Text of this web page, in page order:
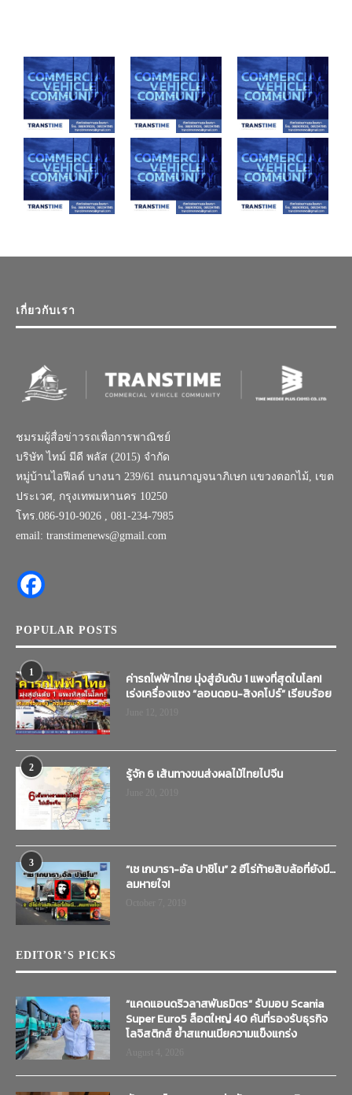
เกี่ยวกับเรา
ชมรมผู้สื่อข่าวรถเพื่อการพาณิชย์
บริษัท ไทม์ มีดี พลัส (2015) จำกัด
หมู่บ้านไอฟีลด์ บางนา 239/61 ถนนกาญจนาภิเษก แขวงดอกไม้, เขต
ประเวศ, กรุงเทพมหานคร 10250
โทร.086-910-9026 , 081-234-7985
email: transtimenews@gmail.com
POPULAR POSTS
1
ค่ารถไฟฟ้าไทย มุ่งสู่อันดับ 1 แพงที่สุดในโลก!
เร่งเครื่องแซง “ลอนดอน-สิงคโปร์” เรียบร้อย
2 รู้จัก 6 เส้นทางขนส่งผลไม้ไทยไปจีน
3
“เช เกบารา-อัล ปาชิโน” 2 ฮีโร่ท้ายสิบล้อที่ยังมี…
ลมหายใจ!
EDITOR’S PICKS
“แคดแอนดริวลาสพันธมิตร” รับมอบ Scania
Super Euro5 ล็อตใหญ่ 40 คันที่รองรับธุรกิจ
โลจิสติกส์ ย้ำสแกนเนียความแข็งแกร่ง